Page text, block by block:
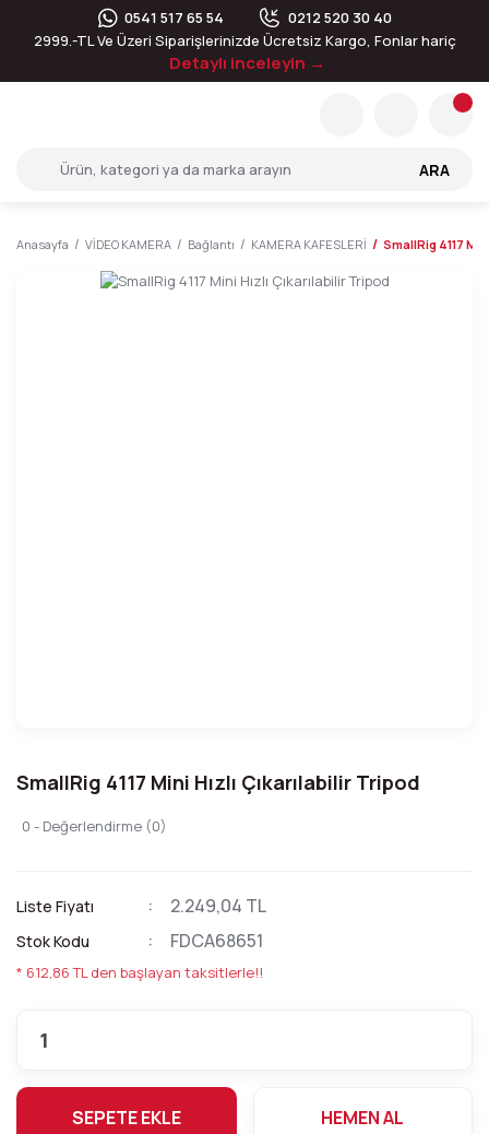
0541 517 65 54
0212 520 30 40
2999.-TL Ve Üzeri Siparişlerinizde Ücretsiz Kargo, Fonlar hariç
Detaylı inceleyin →
ARA
Anasayfa VİDEO KAMERA Bağlantı KAMERA KAFESLERİ SmallRig 4117
SmallRig 4117 Mini Hızlı Çıkarılabilir Tripod
0 - Değerlendirme (0)
Liste Fiyatı 2.249,04 TL
Stok Kodu FDCA68651
* 612,86 TL den başlayan taksitlerle!!
SEPETE EKLE HEMEN AL